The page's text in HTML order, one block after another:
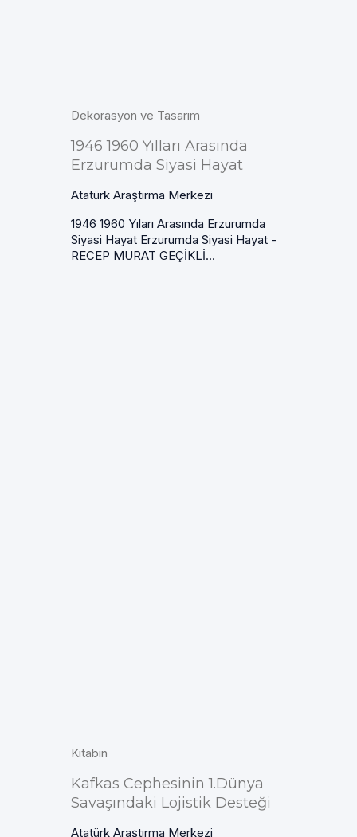
Dekorasyon ve Tasarım
1946 1960 Yılları Arasında
Erzurumda Siyasi Hayat
Atatürk Araştırma Merkezi
1946 1960 Yıları Arasında Erzurumda
Siyasi Hayat Erzurumda Siyasi Hayat -
RECEP MURAT GEÇİKLİ...
Kitabın
Kafkas Cephesinin 1.Dünya
Savaşındaki Lojistik Desteği
Atatürk Araştırma Merkezi